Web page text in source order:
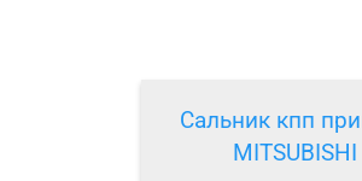
Сальник кпп
MITSUBISHI